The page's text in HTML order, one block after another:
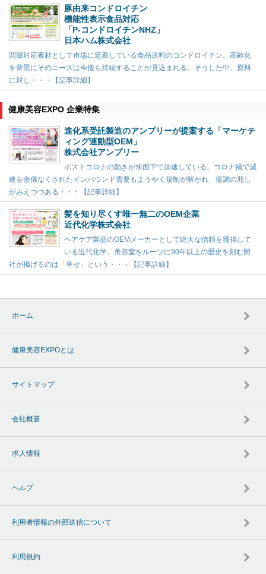
豚由来コンドロイチン
機能性表示食品対応
「P-コンドロイチンNHZ」
日本ハム株式会社
関節対応素材として市場に定着している食品原料のコンドロイチン。高齢化
を背景にそのニーズは今後も持続することが見込まれる。そうした中、原料
に対し・・・【記事詳細】
健康美容EXPO 企業特集
進化系受託製造のアンプリーが提案する「マーケテ
ィング連動型OEM」
株式会社アンプリー
ポストコロナの動きが水面下で加速している。コロナ禍で減
速を余儀なくされたインバウンド需要もようやく規制が解かれ、復調の兆し
がみえつつある・・・【記事詳細】
髪を知り尽くす唯一無二のOEM企業
近代化学株式会社
ヘアケア製品のOEMメーカーとして絶大な信頼を獲得して
いる近代化学。美容室をルーツに90年以上の歴史を刻む同
社が掲げるのは「幸せ」という・・・【記事詳細】
ホーム
健康美容EXPOとは
サイトマップ
会社概要
求人情報
ヘルプ
利用者情報の外部送信について
利用規約